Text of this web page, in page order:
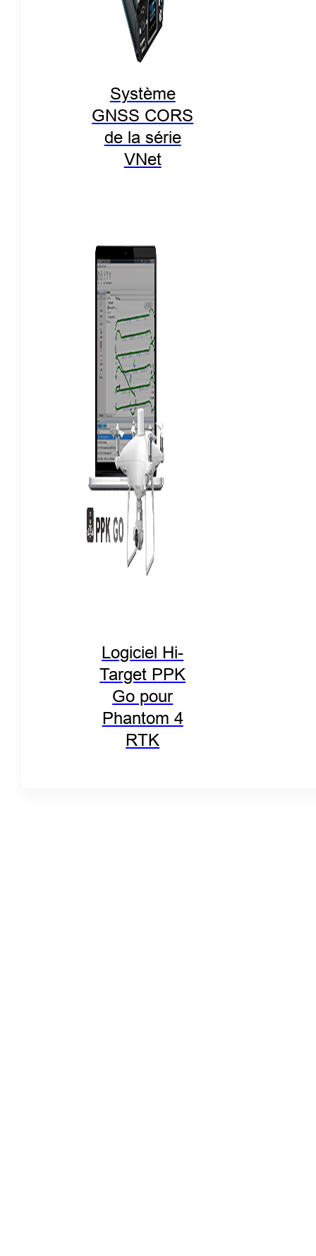
Système
GNSS CORS
de la série
VNet
Logiciel Hi-
Target PPK
Go pour
Phantom 4
RTK